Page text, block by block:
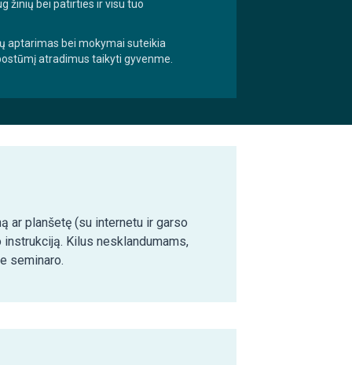
žinių bei patirties ir visu tuo
aptarimas bei mokymai suteikia
atradimus taikyti gyvenme.
ar planšetę (su internetu ir garso
Kilus nesklandumams,
seminaro.